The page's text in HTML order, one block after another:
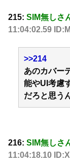
215: SIM無しさ
11:04:02.59
>>214
あのカバー
能やUI考慮
だろと思う
216: SIM無しさ
11:04:18.10